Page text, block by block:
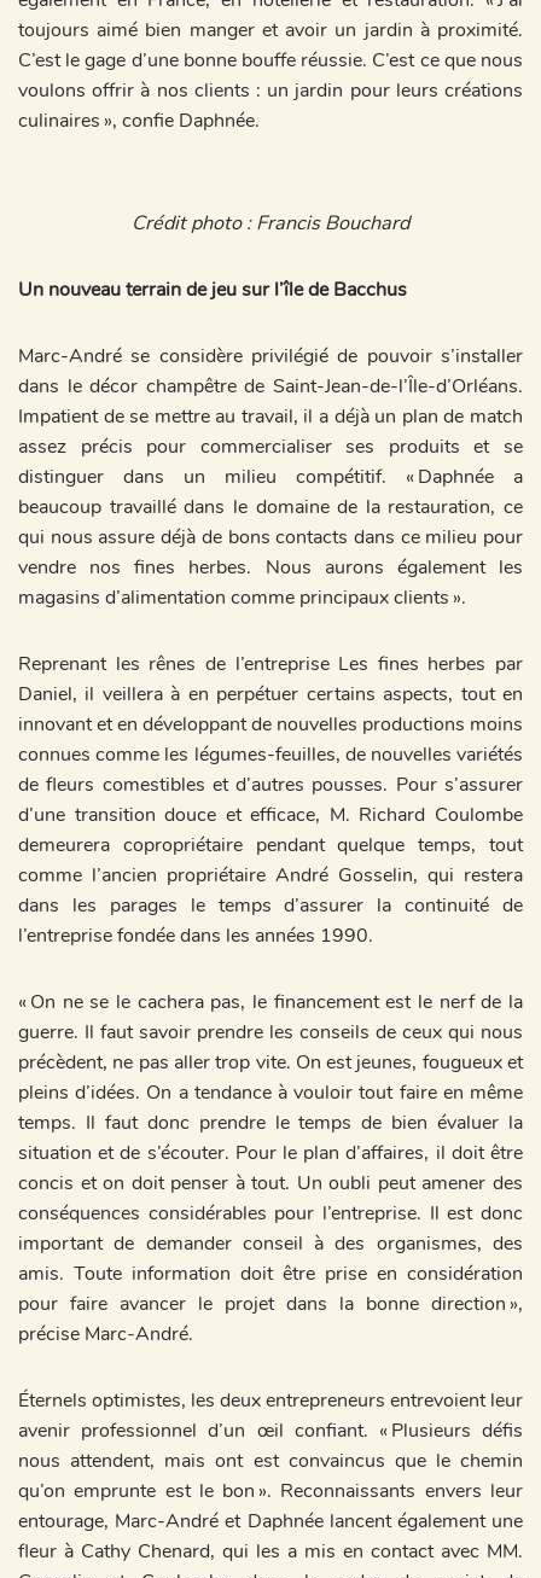
toujours aimé bien manger et avoir un jardin à proximité.
C’est le gage d’une bonne bouffe réussie. C’est ce que nous
voulons offrir à nos clients : un jardin pour leurs créations
culinaires », confie Daphnée.
Crédit photo : Francis Bouchard
Un nouveau terrain de jeu sur l’île de Bacchus
Marc-André se considère privilégié de pouvoir s’installer
dans le décor champêtre de Saint-Jean-de-l’Île-d’Orléans.
Impatient de se mettre au travail, il a déjà un plan de match
assez précis pour commercialiser ses produits et se
distinguer dans un milieu compétitif. « Daphnée a
beaucoup travaillé dans le domaine de la restauration, ce
qui nous assure déjà de bons contacts dans ce milieu pour
vendre nos fines herbes. Nous aurons également les
magasins d’alimentation comme principaux clients ».
Reprenant les rênes de l’entreprise Les fines herbes par
Daniel, il veillera à en perpétuer certains aspects, tout en
innovant et en développant de nouvelles productions moins
connues comme les légumes-feuilles, de nouvelles variétés
de fleurs comestibles et d’autres pousses. Pour s’assurer
d’une transition douce et efficace, M. Richard Coulombe
demeurera copropriétaire pendant quelque temps, tout
comme l’ancien propriétaire André Gosselin, qui restera
dans les parages le temps d’assurer la continuité de
l’entreprise fondée dans les années 1990.
« On ne se le cachera pas, le financement est le nerf de la
guerre. Il faut savoir prendre les conseils de ceux qui nous
précèdent, ne pas aller trop vite. On est jeunes, fougueux et
pleins d’idées. On a tendance à vouloir tout faire en même
temps. Il faut donc prendre le temps de bien évaluer la
situation et de s’écouter. Pour le plan d’affaires, il doit être
concis et on doit penser à tout. Un oubli peut amener des
conséquences considérables pour l’entreprise. Il est donc
important de demander conseil à des organismes, des
amis. Toute information doit être prise en considération
pour faire avancer le projet dans la bonne direction »,
précise Marc-André.
Éternels optimistes, les deux entrepreneurs entrevoient leur
avenir professionnel d’un œil confiant. « Plusieurs défis
nous attendent, mais ont est convaincus que le chemin
qu’on emprunte est le bon ». Reconnaissants envers leur
entourage, Marc-André et Daphnée lancent également une
fleur à Cathy Chenard, qui les a mis en contact avec MM.